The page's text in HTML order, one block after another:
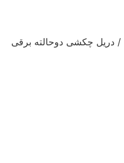
/ دریل چکشی دوحالته برقی